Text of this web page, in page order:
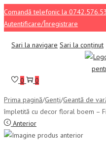
Comandă telefonic la
Autentificare/Înregistrare
Sari la navigare Sari la conținut
0 0
Prima pagină/Genți/Geantă de
împletită cu decor floral boem –
Anterior